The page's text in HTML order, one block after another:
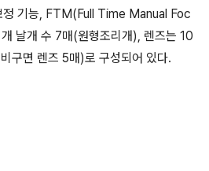
정 기능, FTM(Full Time Manual Foc
날개 수 7매(원형조리개), 렌즈는 10
구면 렌즈 5매)로 구성되어 있다.